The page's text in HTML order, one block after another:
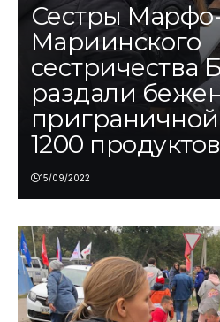
Сестры
Мариинского
сестричества
раздали
1200
15/09/2022